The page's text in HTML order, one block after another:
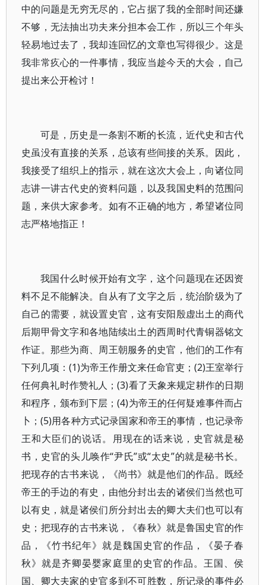
中的问题是无穷无尽的，它占据了我的全部时间还嫌
不够，无法抽出功夫来分担本会工作，所以三个年头
轻易地过去了，我却连回忆的文章也写得很少。这是
我非常疚心的一件事情，我应当趁今天的大会，自己
提出来公开检讨！
可是，历史是一条割不断的长流，近代史和古代
史虽没有直接的关系，总该有些间接的关系。因此，
我接受了组织上的指示，就在这次大会上，向诸位同
志讲一讲古代史的资料问题，以及我国史料的范围问
题，来供大家参考。如有不正确的地方，希望诸位同
志严格地指正！
我国什么时候开始有文字，这个问题现在还因资
料不足不能解决。自从有了文字之后，统治阶级为了
自己的需要，就设置史官，这有安阳殷虚出土的商代
后期甲骨文字和各地陆续出土的西周时代青铜器铭文
作证。那些为商、周王朝服务的史官，他们的工作有
下列几项：(1)为帝王作册文来任命官吏；(2)王室举行
任何典礼时作赞礼人；(3)看了天象来规定耕作的日期
和程序，颁布到下层；(4)为帝王的任何疑难事件而占
卜；(5)用各种方式记录国家和帝王的事情，也记录帝
王和大臣们的说话。用现在的话来说，史官就是秘
书，史官的头儿唤作“尹氏”或“太史”的就是秘书长。
把现存的古书来说，《尚书》就是他们的作品。既经
帝王的手边的有史，由他分封出去的诸侯们当然也可
以有史，就是诸侯们所分封出去的卿大夫们也可以有
史；把现存的古书来说，《春秋》就是鲁国史官的作
品，《竹书纪年》就是魏国史官的作品，《晏子春
秋》就是齐卿晏婴家庭里的史官的作品。王国、侯
国、卿大夫家的史官多到不可胜数，所记录的事件必